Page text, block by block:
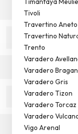
Tivoli
Travertino Aneto
Travertino
Trento
Varadero
Varadero
Varadero Gris
Varadero Tizon
Varadero Torcaz
Varadero
Vigo Arenal